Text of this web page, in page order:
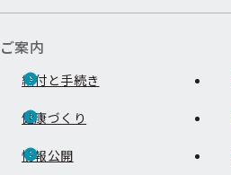
ご案内
給付と手続き
健康づくり
情報公開